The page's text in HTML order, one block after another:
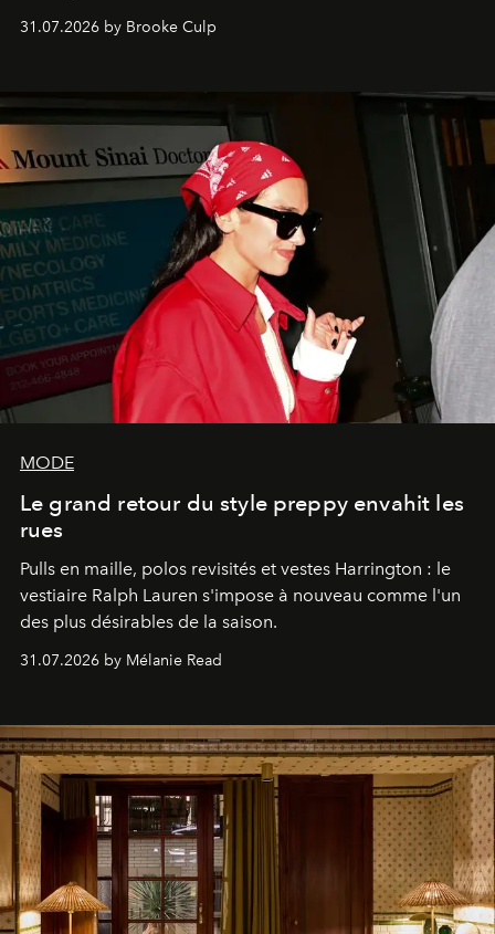
31.07.2026 by Brooke Culp
MODE
Le grand retour du style preppy envahit les
rues
Pulls en maille, polos revisités et vestes Harrington : le
vestiaire Ralph Lauren s'impose à nouveau comme l'un
des plus désirables de la saison.
31.07.2026 by Mélanie Read